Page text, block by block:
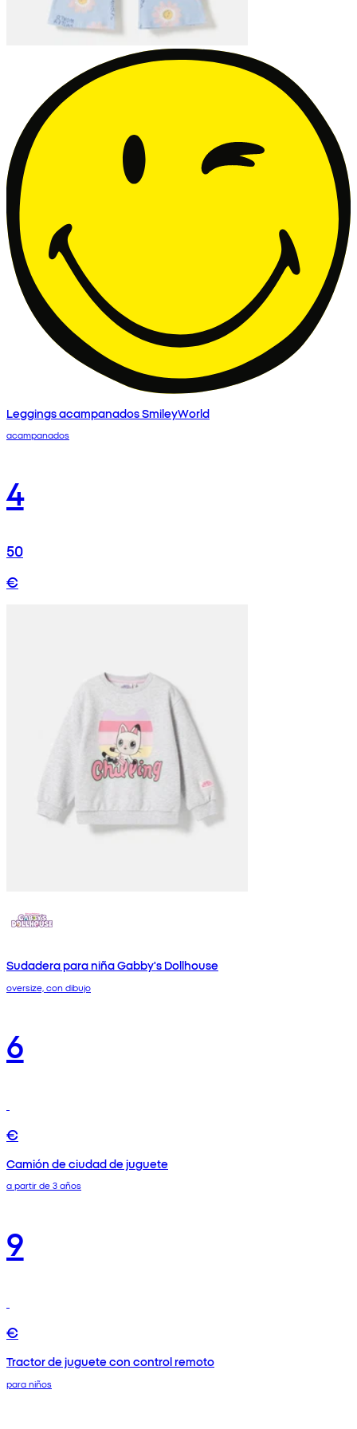
Leggings acampanados SmileyWorld
acampanados
4
50
€
Sudadera para niña Gabby's Dollhouse
oversize, con dibujo
6
€
Camión de ciudad de juguete
a partir de 3 años
9
€
Tractor de juguete con control remoto
para niños